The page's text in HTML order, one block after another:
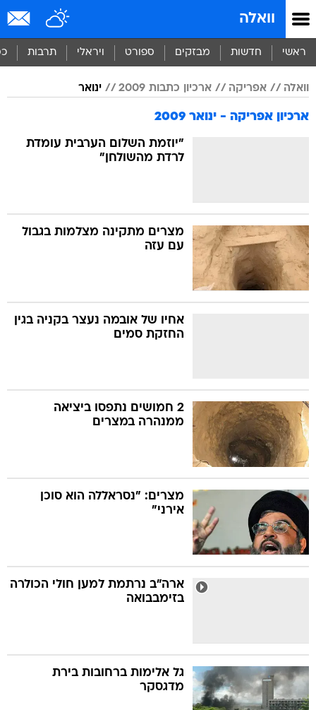
וואלה
ראשי חדשות מבזקים ספורט ויראלי תרבות
וואלה אפריקה ארכיון כתבות 2009 ינואר
ארכיון אפריקה - ינואר 2009
"יוזמת השלום הערבית עומדת
לרדת מהשולחן"
מצרים מתקינה מצלמות בגבול
עם עזה
אחיו של אובמה נעצר בקניה בגין
החזקת סמים
2 חמושים נתפסו ביציאה
ממנהרה במצרים
מצרים: "נסראללה הוא סוכן
אירני"
ארה"ב נרתמת למען חולי הכולרה
בזימבבואה
גל אלימות ברחובות בירת
מדגסקר